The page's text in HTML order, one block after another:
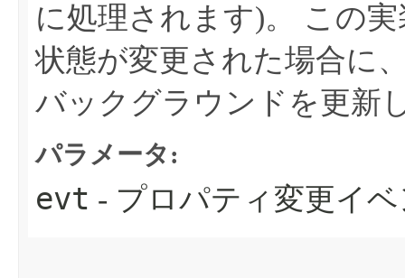
に処理されます)。
この
状態が変更された場合に
バックグラウンドを更新
パラメータ:
evt - プロパティ変更イ